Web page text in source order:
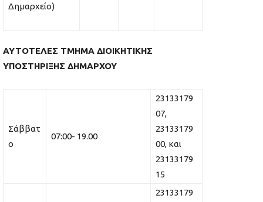
Δημαρχείο)
ΑΥΤΟΤΕΛΕΣ ΤΜΗΜΑ ΔΙΟΙΚΗΤΙΚΗΣ
ΥΠΟΣΤΗΡΙΞΗΣ ΔΗΜΑΡΧΟΥ
Σάββατ
ο
07:00- 19.00
23133179
07,
23133179
00, και
23133179
15
23133179